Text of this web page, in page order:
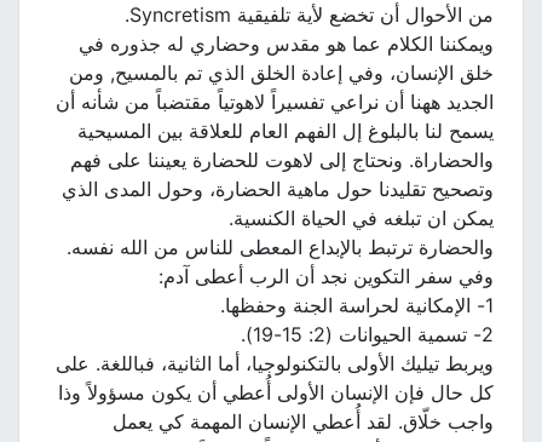
من الأحوال أن تخضع لأية تلفيقية Syncretism.
ويمكننا الكلام عما هو مقدس وحضاري له جذوره في
خلق الإنسان، وفي إعادة الخلق الذي تم بالمسيح, ومن
الجديد ههنا أن نراعي تفسيراً لاهوتياً مقتضباً من شأنه أن
يسمح لنا بالبلوغ إل الفهم العام للعلاقة بين المسيحية
والحضاراة. ونحتاج إلى لاهوت للحضارة يعيننا على فهم
وتصحيح تقليدنا حول ماهية الحضارة، وحول المدى الذي
يمكن ان تبلغه في الحياة الكنسية.
والحضارة ترتبط بالإبداع المعطى للناس من الله نفسه.
وفي سفر التكوين نجد أن الرب أعطى آدم:
ويربط تيليك الأولى بالتكنولوجيا، أما الثانية، فباللغة. على
كل حال فإن الإنسان الأولى أُعطي أن يكون مسؤولاً وذا
واجب خلّاق. لقد أُعطي الإنسان المهمة كي يعمل